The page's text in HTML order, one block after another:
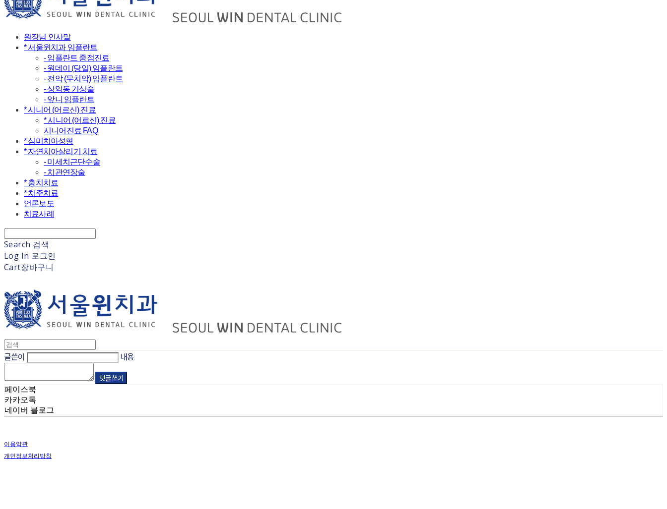
원장님 인사말
* 서울윈치과 임플란트
- 임플란트 중점진료
- 원데이 (당일) 임플란트
- 전악 (무치악) 임플란트
- 상악동 거상술
- 앞니 임플란트
* 시니어 (어르신) 진료
* 시니어 (어르신) 진료
시니어진료 FAQ
* 심미치아성형
* 자연치아살리기 치료
- 미세치근단수술
- 치관연장술
* 충치치료
* 치주치료
언론보도
치료사례
Search 검색
Log In 로그인
Cart장바구니
글쓴이 내용
댓글 쓰기
페이스북
카카오톡
네이버 블로그
이용약관
개인정보처리방침